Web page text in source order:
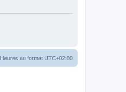
Heures au format UTC+02:00